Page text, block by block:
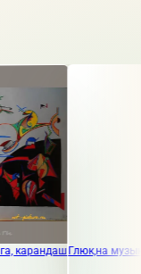
Глюк,на музыку